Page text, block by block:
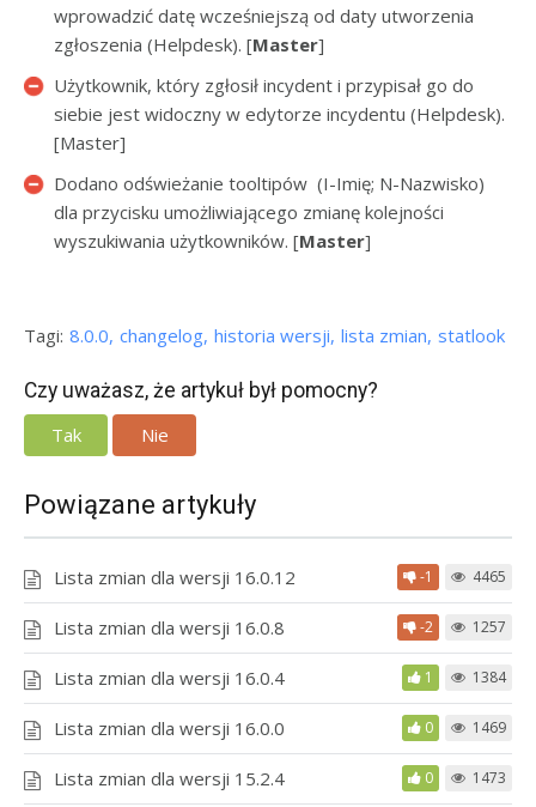
wprowadzić datę wcześniejszą od daty utworzenia
zgłoszenia (Helpdesk). [Master]
Użytkownik, który zgłosił incydent i przypisał go do
siebie jest widoczny w edytorze incydentu (Helpdesk).
[Master]
Dodano odświeżanie tooltipów (I-Imię; N-Nazwisko)
dla przycisku umożliwiającego zmianę kolejności
wyszukiwania użytkowników. [Master]
Tagi: 8.0.0 changelog historia wersji lista zmian statlook
Czy uważasz, że artykuł był pomocny?
Tak
Nie
Powiązane artykuły
Lista zmian dla wersji 16.0.12 -1 4465
Lista zmian dla wersji 16.0.8 -2 1257
Lista zmian dla wersji 16.0.4 1 1384
Lista zmian dla wersji 16.0.0 0 1469
Lista zmian dla wersji 15.2.4 0 1473